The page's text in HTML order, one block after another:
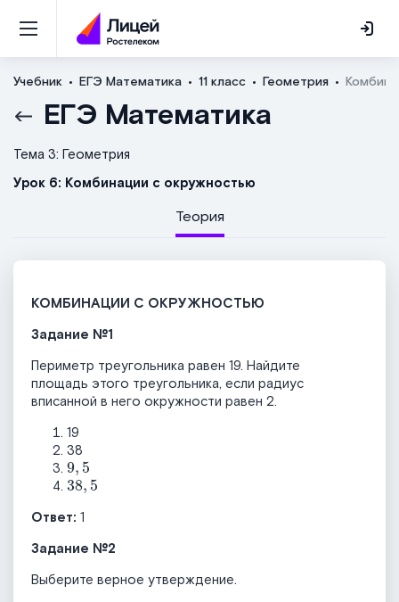
Учебник ЕГЭ Математика 11 класс Геометрия
ЕГЭ Математика
Тема 3: Геометрия
Урок 6: Комбинации с окружностью
Теория
КОМБИНАЦИИ С ОКРУЖНОСТЬЮ
Задание №1
Периметр треугольника равен 19. Найдите
площадь этого треугольника, если радиус
вписанной в него окружности равен 2.
19
38
9,5
38,5
Ответ: 1
Задание №2
Выберите верное утверждение.